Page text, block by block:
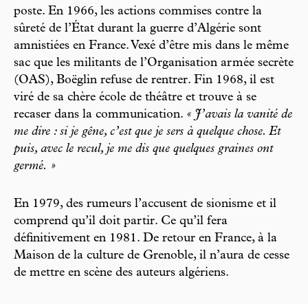
poste. En 1966, les actions commises contre la
sûreté de l’État durant la guerre d’Algérie sont
amnistiées en France. Vexé d’être mis dans le même
sac que les militants de l’Organisation armée secrète
(OAS), Boëglin refuse de rentrer. Fin 1968, il est
viré de sa chère école de théâtre et trouve à se
recaser dans la communication. « J’avais la vanité de
me dire : si je gêne, c’est que je sers à quelque chose. Et
puis, avec le recul, je me dis que quelques graines ont
germé. »
En 1979, des rumeurs l’accusent de sionisme et il
comprend qu’il doit partir. Ce qu’il fera
définitivement en 1981. De retour en France, à la
Maison de la culture de Grenoble, il n’aura de cesse
de mettre en scène des auteurs algériens.